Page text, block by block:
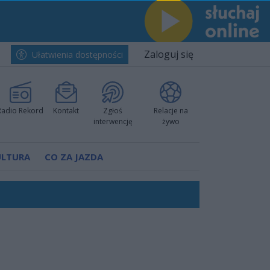
Ułatwienia dostępności Zaloguj się
Rekord Kontakt
Zgłoś
interwencję
Relacje na
żywo
CO ZA JAZDA